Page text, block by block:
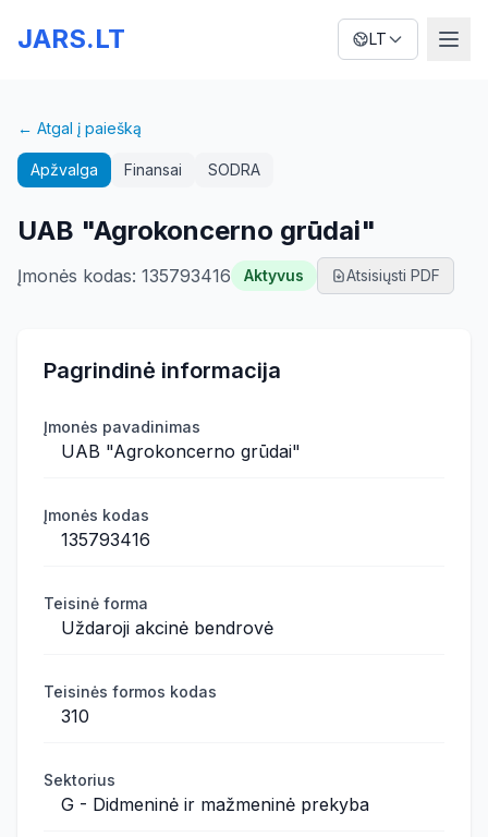
JARS.LT LT
← Atgal į paiešką
Apžvalga Finansai SODRA
UAB "Agrokoncerno grūdai"
Įmonės kodas: 135793416 Aktyvus Atsisiųsti PDF
Pagrindinė informacija
Įmonės pavadinimas
UAB "Agrokoncerno grūdai"
Įmonės kodas
135793416
Teisinė forma
Uždaroji akcinė bendrovė
Teisinės formos kodas
310
Sektorius
G - Didmeninė ir mažmeninė prekyba